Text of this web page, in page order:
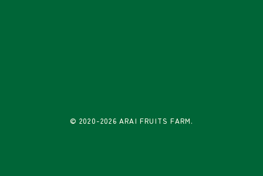
© 2020-2026 ARAI FRUITS FARM.